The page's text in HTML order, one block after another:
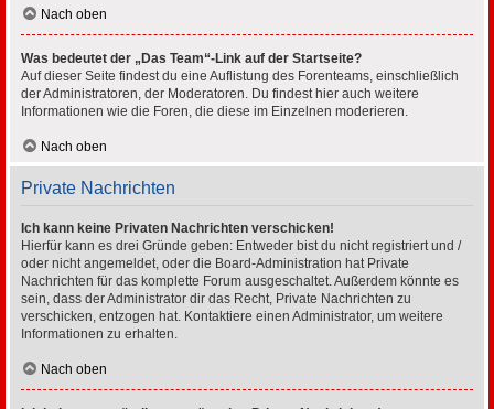
Nach oben
Was bedeutet der „Das Team“-Link auf der Startseite?
Auf dieser Seite findest du eine Auflistung des Forenteams, einschließlich
der Administratoren, der Moderatoren. Du findest hier auch weitere
Informationen wie die Foren, die diese im Einzelnen moderieren.
Nach oben
Private Nachrichten
Ich kann keine Privaten Nachrichten verschicken!
Hierfür kann es drei Gründe geben: Entweder bist du nicht registriert und /
oder nicht angemeldet, oder die Board-Administration hat Private
Nachrichten für das komplette Forum ausgeschaltet. Außerdem könnte es
sein, dass der Administrator dir das Recht, Private Nachrichten zu
verschicken, entzogen hat. Kontaktiere einen Administrator, um weitere
Informationen zu erhalten.
Nach oben